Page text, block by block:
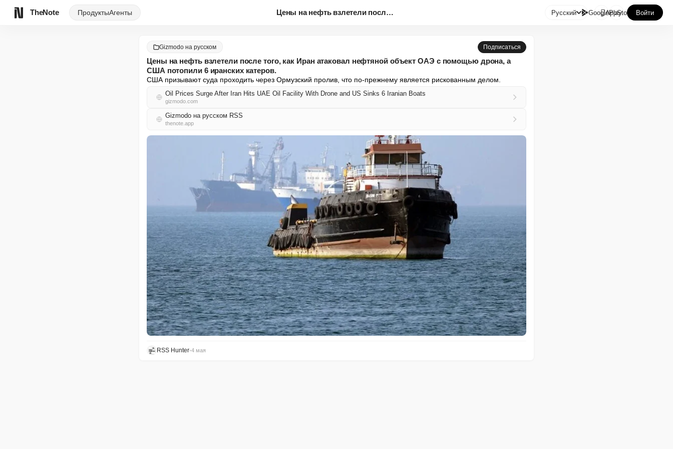
TheNote ПродуктыАгенты Цены на нефть взлетели после т... Русский GooglePlay
AppStore Войти
Gizmodo на русском Подписаться
Цены на нефть взлетели после того, как Иран атаковал нефтяной объект ОАЭ с помощью дрона, а
США потопили 6 иранских катеров.
США призывают суда проходить через Ормузский пролив, что по-прежнему является рискованным делом.
Oil Prices Surge After Iran Hits UAE Oil Facility With Drone and US Sinks 6 Iranian Boats
gizmodo.com
Gizmodo на русском RSS
thenote.app
RSS Hunter•4 мая